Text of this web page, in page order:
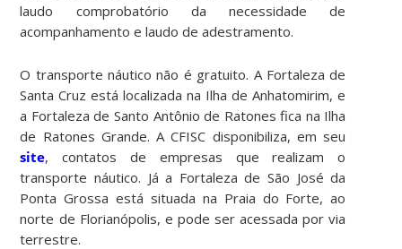
laudo comprobatório da necessidade de
acompanhamento e laudo de adestramento.
O transporte náutico não é gratuito. A Fortaleza de
Santa Cruz está localizada na Ilha de Anhatomirim, e
a Fortaleza de Santo Antônio de Ratones fica na Ilha
de Ratones Grande. A CFISC disponibiliza, em seu
site, contatos de empresas que realizam o
transporte náutico. Já a Fortaleza de São José da
Ponta Grossa está situada na Praia do Forte, ao
norte de Florianópolis, e pode ser acessada por via
terrestre.